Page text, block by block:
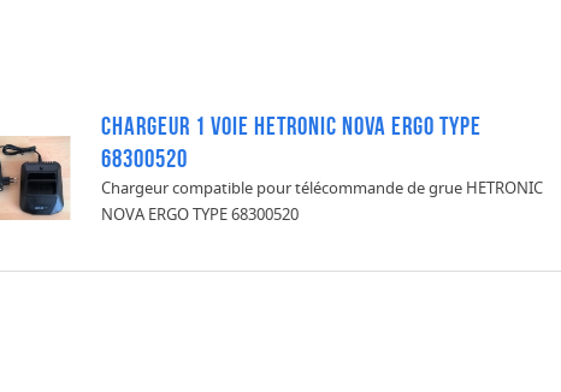
CHARGEUR 1 VOIE HETRONIC NOVA ERGO TYPE
68300520
Chargeur compatible pour télécommande de grue HETRONIC
NOVA ERGO TYPE 68300520